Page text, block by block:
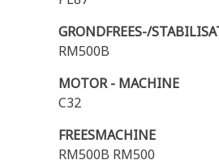
GRONDFREES-/
RM500B
MOTOR - MACHINE
C32
FREESMACHINE
RM500B RM500